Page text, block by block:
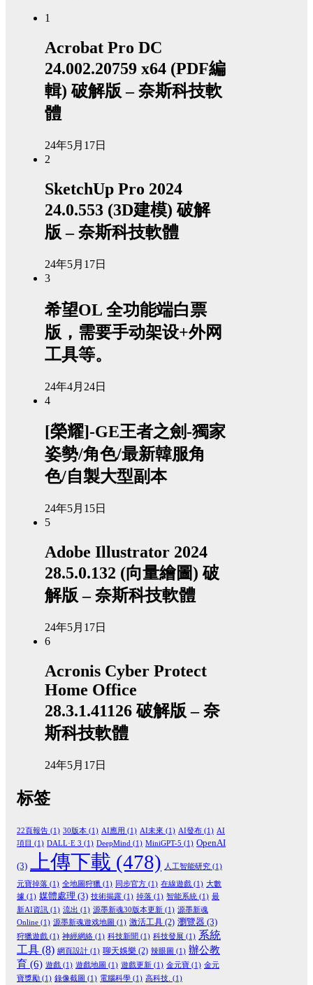
1
Acrobat Pro DC
24.002.20759 x64 (PDF編
輯) 破解版 – 奈斯科技軟
體
24年5月17日
2
SketchUp Pro 2024
24.0.553 (3D建模) 破解
版 – 奈斯科技軟體
24年5月17日
3
希望OL 全功能端白票
版，需要手动架设+外网
工具等。
24年4月24日
4
[榮耀]-GE王者之劍-獨家
姿勢/角色/最新韓服角
色/自製大型副本
24年5月15日
5
Adobe Illustrator 2024
28.5.0.132 (向量繪圖) 破
解版 – 奈斯科技軟體
24年5月17日
6
Acronis Cyber Protect
Home Office
28.3.1.41126 破解版 – 奈
斯科技軟體
24年5月17日
标签
22頁報告 (1) 30版本 (1) AI應用 (1) AI未來 (1) AI發布 (1) AI
項目 (1) DALL·E 3 (1) DeepMind (1) MiniGPT-5 (1) OpenAI
(3) 上傳下載 (478) 人工智能研究 (1)
元寶掉落 (1) 全地圖狩獵 (1) 同步官方 (1) 在線遊戲 (1) 大數
據 (1) 媒體處理 (3) 技術揭露 (1) 掉落 (1) 智能系統 (1) 最
新AI資訊 (1) 流出 (1) 源墨新魂30版本更新 (1) 源墨新魂
Online (1) 源墨新魂遊戏地圖 (1) 激活工具 (2) 瀏覽器 (3)
狩獵遊戲 (1) 神經網絡 (1) 科技新聞 (1) 科技發展 (1) 系統
工具 (8) 網頁設計 (1) 聊天娛樂 (2) 辣眼圖 (1) 辦公教
育 (6) 遊戲 (1) 遊戲地圖 (1) 遊戲更新 (1) 金元寶 (1) 金元
寶獎勵 (1) 錄像截圖 (1) 電腦科學 (1) 高科技. (1)